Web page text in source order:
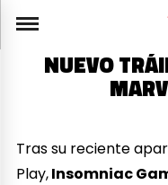
NUEVO
Tras su reciente
Play,Insomniac